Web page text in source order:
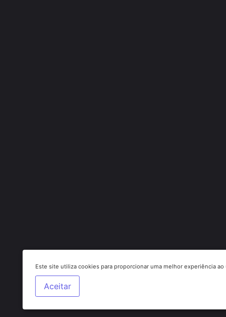
Este site utiliza cookies para proporcionar uma melhor experiência ao
Aceitar